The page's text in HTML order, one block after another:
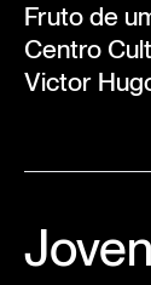
Fruto de
Centro
Victor